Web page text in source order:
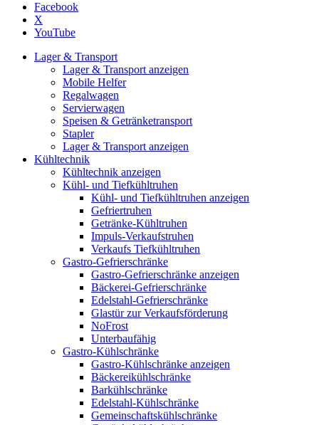
Facebook
X
YouTube
Lager & Transport
Lager & Transport anzeigen
Mobile Helfer
Regalwagen
Servierwagen
Speisen & Getränketransport
Stapler
Lager & Transport anzeigen
Kühltechnik
Kühltechnik anzeigen
Kühl- und Tiefkühltruhen
Kühl- und Tiefkühltruhen anzeigen
Gefriertruhen
Getränke-Kühltruhen
Impuls-Verkaufstruhen
Verkaufs Tiefkühltruhen
Gastro-Gefrierschränke
Gastro-Gefrierschränke anzeigen
Bäckerei-Gefrierschränke
Edelstahl-Gefrierschränke
Glastür zur Verkaufsförderung
NoFrost
Unterbaufähig
Gastro-Kühlschränke
Gastro-Kühlschränke anzeigen
Bäckereikühlschränke
Barkühlschränke
Edelstahl-Kühlschränke
Gemeinschaftskühlschränke